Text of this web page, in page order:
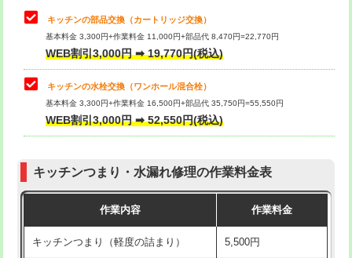
給水管工事※（塩ビ管（VP・HI）使
用/3ｍまで)
給水管工事※（塩ビ管（VP・HI）使
用（追加）/3ｍ超え)
給水管工事※（ライニング鋼管・銅
管・ポリ管・HT管使用/3ｍまで)
44,000円
管・ポリ管・HT管使用/3ｍ超え)
排水管工事（土の掘削・埋め戻し作
11,000円~
排水管工事（排水管工事/3ｍまで） 55,000円
理・調整・分解・加工など（中作業）
止水・漏水調査・防水処理・清掃・修
理・調整・分解・加工など（重作業）
33,000円
お風呂タンク脱着
その他部品の脱着
式・ワンホール）)
キッチンの部品交換（カートリッジ交換）
基本料金 3,300円+作業料金 11,000円+部品代 8,470円=22,770円
WEB割引3,000円 ➡ 19,770円(税込)
キッチンの水栓交換（ワンホール混合栓）
基本料金 3,300円+作業料金 16,500円+部品代 35,750円=55,550円
WEB割引3,000円 ➡ 52,550円(税込)
キッチンつまり・水漏れ修理の作業料金表
作業内容 作業料金
キッチンつまり（軽度の詰まり） 5,500円